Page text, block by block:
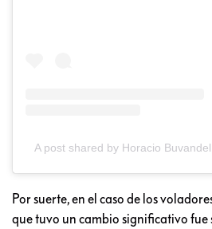
A post shared by Horacio
Por suerte, en el caso de los
que tuvo un cambio significativo fue